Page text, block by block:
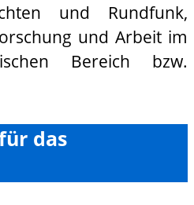
und Rundfunk,
und Arbeit im
Bereich bzw.
das